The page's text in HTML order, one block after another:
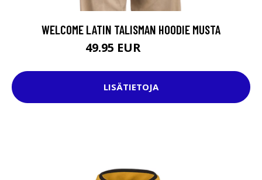
WELCOME LATIN TALISMAN HOODIE MUSTA
49.95 EUR
LISÄTIETOJA